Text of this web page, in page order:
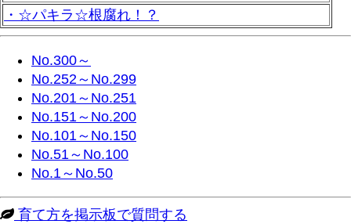
・☆パキラ☆根腐れ！？
No.300～
No.252～No.299
No.201～No.251
No.151～No.200
No.101～No.150
No.51～No.100
No.1～No.50
育て方を掲示板で質問する